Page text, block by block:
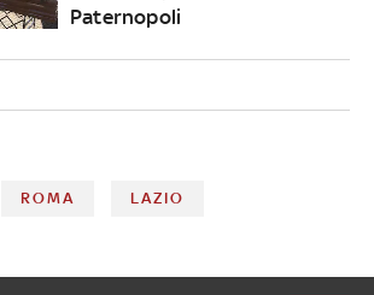
Paternopoli
ROMA LAZIO